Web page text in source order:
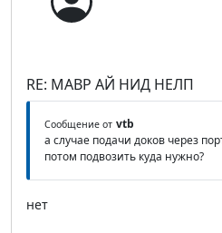
RE: МАВР АЙ НИД НЕЛП
Сообщение от vtb
а случае подачи доков через
потом подвозить куда нужно?
нет